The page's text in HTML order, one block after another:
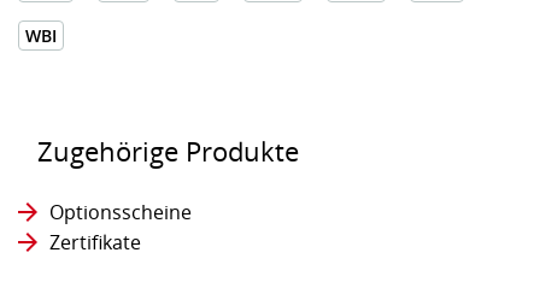
WBI
Zugehörige Produkte
Optionsscheine
Zertifikate